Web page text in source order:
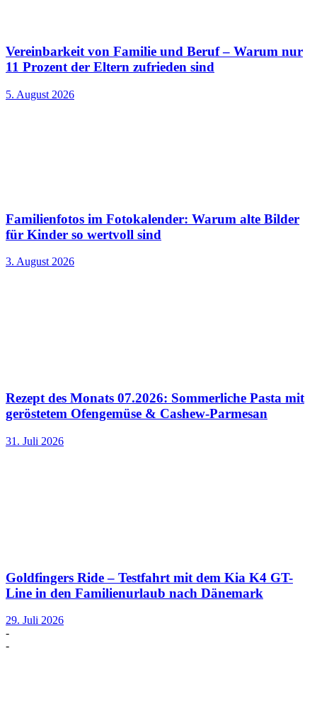
Vereinbarkeit von Familie und Beruf – Warum nur
11 Prozent der Eltern zufrieden sind
5. August 2026
Familienfotos im Fotokalender: Warum alte Bilder
für Kinder so wertvoll sind
3. August 2026
Rezept des Monats 07.2026: Sommerliche Pasta mit
geröstetem Ofengemüse & Cashew-Parmesan
31. Juli 2026
Goldfingers Ride – Testfahrt mit dem Kia K4 GT-
Line in den Familienurlaub nach Dänemark
29. Juli 2026
-
-